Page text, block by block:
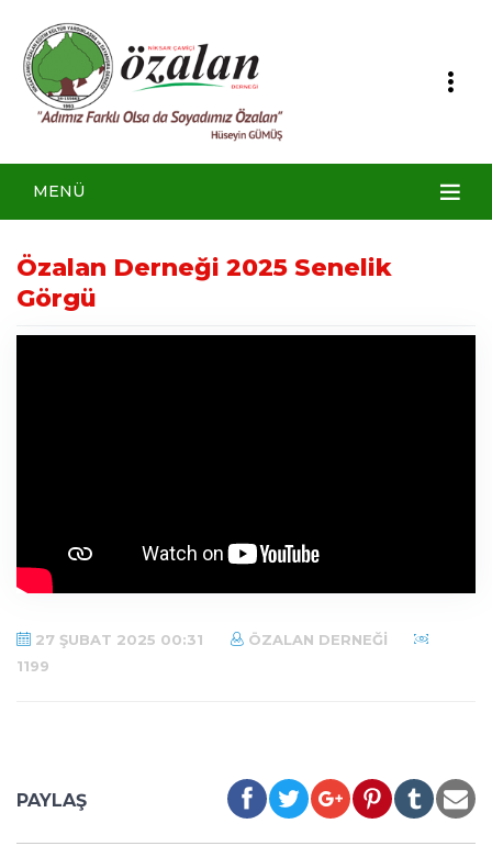
MENÜ
Özalan Derneği 2025 Senelik
Görgü
27 ŞUBAT 2025 00:31
ÖZALAN DERNEĞI
1199
PAYLAŞ